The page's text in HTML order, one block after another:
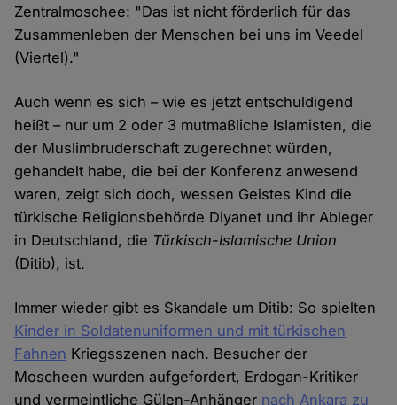
Zentralmoschee: "Das ist nicht förderlich für das
Zusammenleben der Menschen bei uns im Veedel
(Viertel)."
Auch wenn es sich – wie es jetzt entschuldigend
heißt – nur um 2 oder 3 mutmaßliche Islamisten, die
der Muslimbruderschaft zugerechnet würden,
gehandelt habe, die bei der Konferenz anwesend
waren, zeigt sich doch, wessen Geistes Kind die
türkische Religionsbehörde Diyanet und ihr Ableger
in Deutschland, die Türkisch-Islamische Union
(Ditib), ist.
Immer wieder gibt es Skandale um Ditib: So spielten
Kinder in Soldatenuniformen und mit türkischen
Fahnen Kriegsszenen nach. Besucher der
Moscheen wurden aufgefordert, Erdogan-Kritiker
und vermeintliche Gülen-Anhänger nach Ankara zu